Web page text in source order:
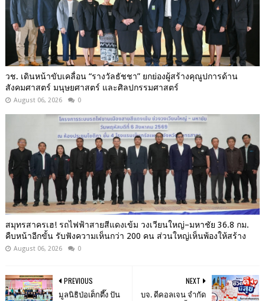
วช. เดินหน้าขับเคลื่อน “รางวัลธัชชา” ยกย่องผู้สร้างคุณูปการด้าน
สังคมศาสตร์ มนุษยศาสตร์ และศิลปกรรมศาสตร์
August 06, 2026 0
สมุทรสาครเฮ! รถไฟฟ้าสายสีแดงเข้ม วงเวียนใหญ่–มหาชัย 36.8 กม.
คืบหน้าอีกขั้น รับฟังความเห็นกว่า 200 คน ส่วนใหญ่เห็นพ้องให้สร้าง
August 06, 2026 0
NEXT
บจ. ดีคอลเจน จำกัด
PREVIOUS
มูลนิธิป่อเต็กตึ๊ง ปัน